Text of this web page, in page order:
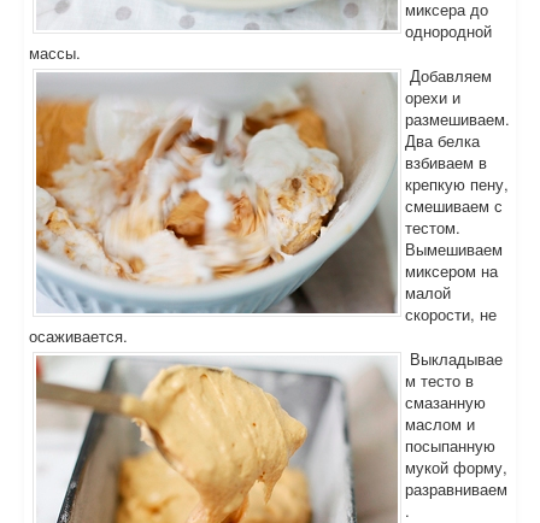
миксера до
однородной
массы.
Добавляем
орехи и
размешиваем.
Два белка
взбиваем в
крепкую пену,
смешиваем с
тестом.
Вымешиваем
миксером на
малой
скорости, не
осаживается.
Выкладывае
м тесто в
смазанную
маслом и
посыпанную
мукой форму,
разравниваем
.